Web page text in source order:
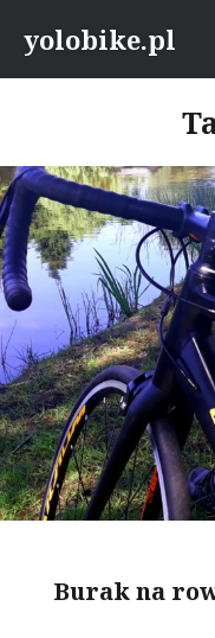
yolobike.pl
Burak na